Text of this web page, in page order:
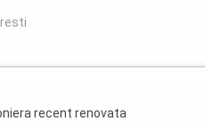
recent renovata